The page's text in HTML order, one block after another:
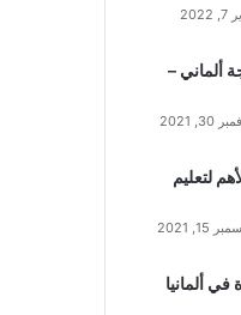
2022
ألماني –
30, 2021
لتعليم
15, 2021
في ألمانيا